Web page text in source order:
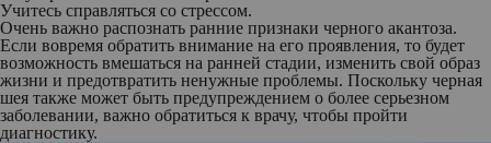
Учитесь справляться со стрессом.
Очень важно распознать ранние признаки черного акантоза.
Если вовремя обратить внимание на его проявления, то будет
возможность вмешаться на ранней стадии, изменить свой образ
жизни и предотвратить ненужные проблемы. Поскольку черная
шея также может быть предупреждением о более серьезном
заболевании, важно обратиться к врачу, чтобы пройти
диагностику.